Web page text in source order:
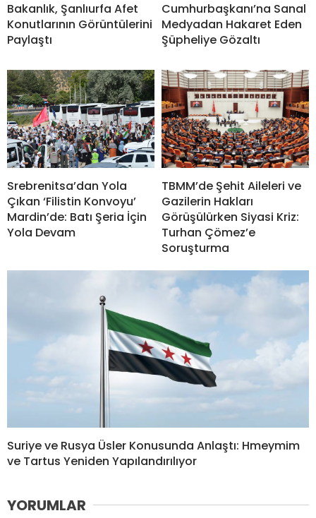
Bakanlık, Şanlıurfa Afet
Konutlarının Görüntülerini
Paylaştı
Cumhurbaşkanı’na Sanal
Medyadan Hakaret Eden
Şüpheliye Gözaltı
Srebrenitsa’dan Yola
Çıkan ‘Filistin Konvoyu’
Mardin’de: Batı Şeria İçin
Yola Devam
TBMM’de Şehit Aileleri ve
Gazilerin Hakları
Görüşülürken Siyasi Kriz:
Turhan Çömez’e
Soruşturma
Suriye ve Rusya Üsler Konusunda Anlaştı: Hmeymim
ve Tartus Yeniden Yapılandırılıyor
YORUMLAR